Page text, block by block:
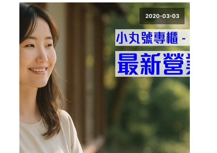
2020-03-03